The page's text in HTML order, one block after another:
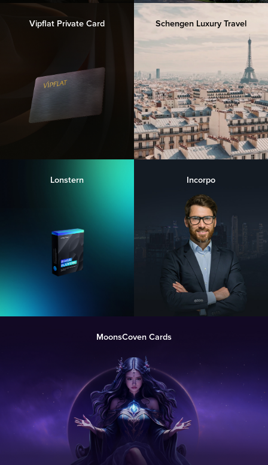
Vipflat Private Card Schengen Luxury Travel
Lonstern
MoonsCoven Cards
Incorpo